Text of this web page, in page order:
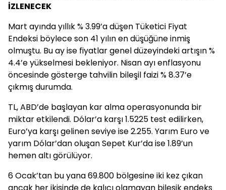
İZLENECEK
Mart ayında yıllık % 3.99’a düşen Tüketici Fiyat
Endeksi böylece son 41 yılın en düşüğüne inmiş
olmuştu. Bu ay ise fiyatlar genel düzeyindeki artışın %
4.4’e yükselmesi bekleniyor. Nisan ayı enflasyonu
öncesinde gösterge tahvilin bileşil faizi % 8.37’e
çıkmış durumda.
TL, ABD’de başlayan kar alma operasyonunda bir
miktar etkilendi. Dólar’a karşı 1.5225 test edilirken,
Euro’ya karşı gelinen seviye ise 2.255. Yarım Euro ve
yarım Dólar’dan oluşan Sepet Kur’da ise 1.89’un
hemen altı görülüyor.
6 Ocak’tan bu yana 69.800 bölgesine iki kez çıkan